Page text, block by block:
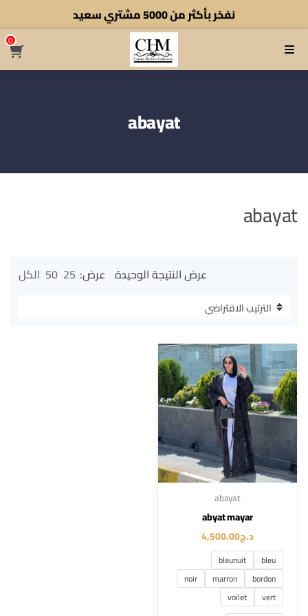
نفخر بأكثر من 5000 مشتري سعيد
أطلب الآن والتوصيل مجاني بالنسبه ل 50 كوموند لولا
القائمة
0
abayat
abayat
عرض النتيجة الوحيدة عرض: 25
50 الكل
abayat
abyat mayar
د.ج4,500.00
bleu
bleunuit
bordon
marron
noir
vert
voilet